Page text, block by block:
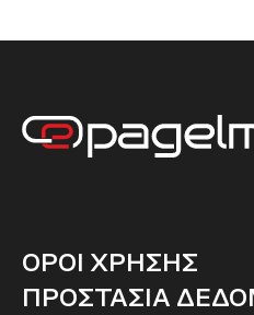
ΟΡΟΙ ΧΡΗΣΗΣ
ΠΡΟΣΤΑΣΙΑ